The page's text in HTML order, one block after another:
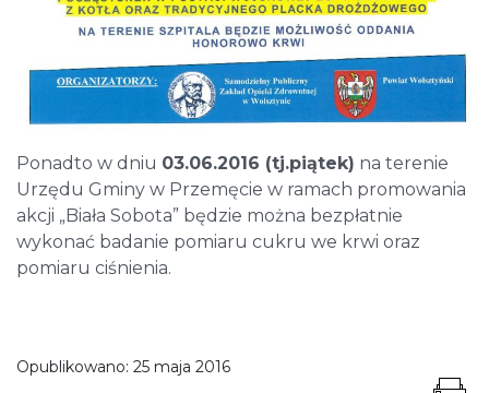
Ponadto w dniu 03.06.2016 (tj.piątek) na terenie
Urzędu Gminy w Przemęcie w ramach promowania
akcji „Biała Sobota” będzie można bezpłatnie
wykonać badanie pomiaru cukru we krwi oraz
pomiaru ciśnienia.
Opublikowano: 25 maja 2016